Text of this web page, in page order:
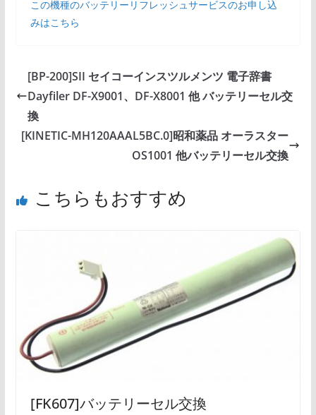
この機種のバッテリーリフレッシュサービスのお申し込
みはこちら
[BP-200]SII セイコーインスツルメンツ 電子辞書
Dayfiler DF-X9001、DF-X8001 他 バッテリーセル交
換
[KINETIC-MH120AAAL5BC.0]昭和薬品 オーラスター
OS1001 他バッテリーセル交換
こちらもおすすめ
[FK607]バッテリーセル交換